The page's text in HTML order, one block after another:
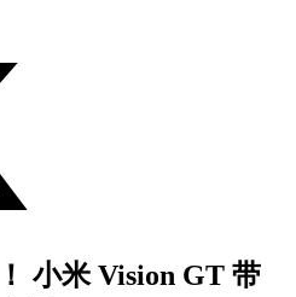
小米 Vision GT 带